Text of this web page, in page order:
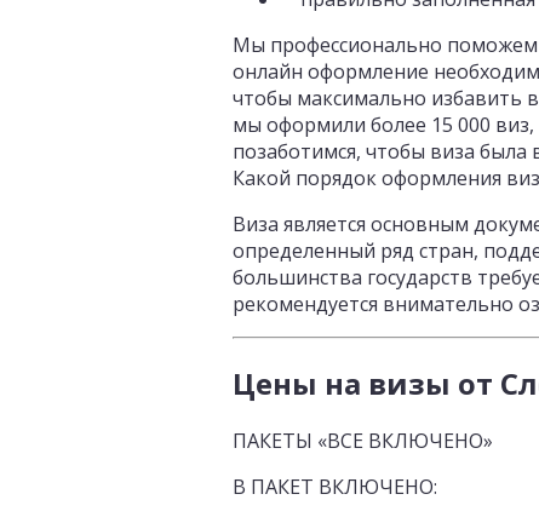
Мы профессионально
онлайн оформление
чтобы максимально избавить
мы оформили более 15 000
позаботимся, чтобы виза была
Какой порядок оформления
Виза является основным
определенный ряд стран,
большинства государств
рекомендуется внимательно
Цены на визы от
ПАКЕТЫ «ВСЕ ВКЛЮЧЕНО»
В ПАКЕТ ВКЛЮЧЕНО: